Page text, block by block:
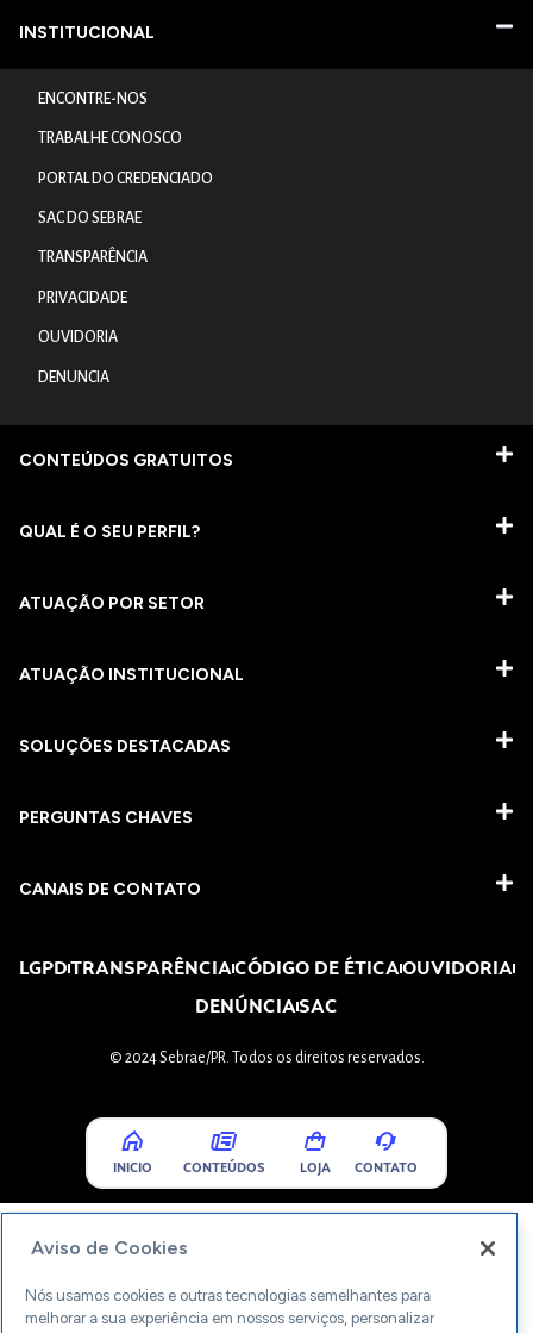
INSTITUCIONAL
ENCONTRE-NOS
TRABALHE CONOSCO
PORTAL DO CREDENCIADO
SAC DO SEBRAE
TRANSPARÊNCIA
PRIVACIDADE
OUVIDORIA
DENUNCIA
CONTEÚDOS GRATUITOS
QUAL É O SEU PERFIL?
ATUAÇÃO POR SETOR
ATUAÇÃO INSTITUCIONAL
SOLUÇÕES DESTACADAS
PERGUNTAS CHAVES​
CANAIS DE CONTATO
LGPDTRANSPARÊNCIACÓDIGO DE ÉTICAOUVIDORIA
DENÚNCIASAC
© 2024 Sebrae/PR. Todos os direitos reservados.
INICIO CONTEÚDOS LOJA CONTATO
Aviso de Cookies
Nós usamos cookies e outras tecnologias semelhantes para
melhorar a sua experiência em nossos serviços, personalizar